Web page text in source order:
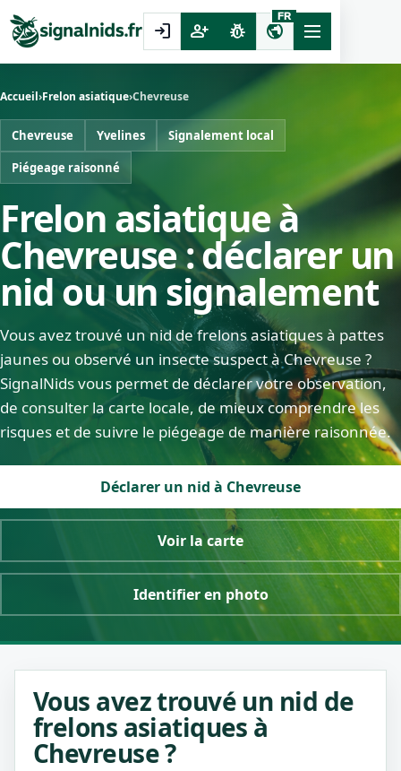
login person_add pest_control public
FR
Accueil›Frelon asiatique›Chevreuse
Chevreuse Yvelines
Signalement local
Piégeage raisonné
Frelon asiatique à
Chevreuse : déclarer un
nid ou un signalement
Vous avez trouvé un nid de frelons asiatiques à pattes
jaunes ou observé un insecte suspect à Chevreuse ?
SignalNids vous permet de déclarer votre observation,
de consulter la carte locale, de mieux comprendre les
risques et de suivre le piégeage de manière raisonnée.
Déclarer un nid à Chevreuse
Voir la carte
Identifier en photo
Vous avez trouvé un nid de
frelons asiatiques à
Chevreuse ?